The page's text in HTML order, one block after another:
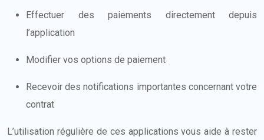
Effectuer des paiements directement depuis
l’application
Modifier vos options de paiement
Recevoir des notifications importantes concernant votre
contrat
L’utilisation régulière de ces applications vous aide à rester